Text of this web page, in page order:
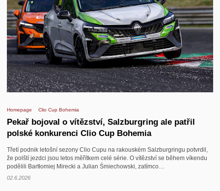
Homepage Clio Cup Bohemia
Pekař bojoval o vítězství, Salzburgring ale patřil
polské konkurenci Clio Cup Bohemia
Třetí podnik letošní sezony Clio Cupu na rakouském Salzburgringu potvrdil,
že polští jezdci jsou letos měřítkem celé série. O vítězství se během víkendu
podělili Bartłomiej Mirecki a Julian Śmiechowski, zatímco…
02.6.2026